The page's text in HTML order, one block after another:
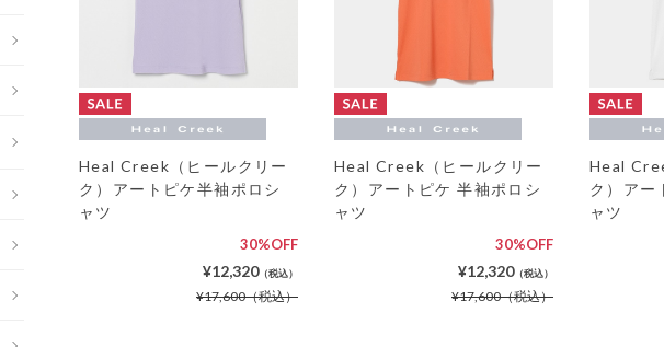
Heal Creek（ヒールクリー
ク）アートピケ半袖ポロシ
ャツ
30%OFF
¥12,320（税込）
¥17,600（税込）
Heal Creek（ヒールクリー
ク）アートピケ 半袖ポロシ
ャツ
30%OFF
¥12,320（税込）
¥17,600（税込）
Heal
ク）アー
ャツ